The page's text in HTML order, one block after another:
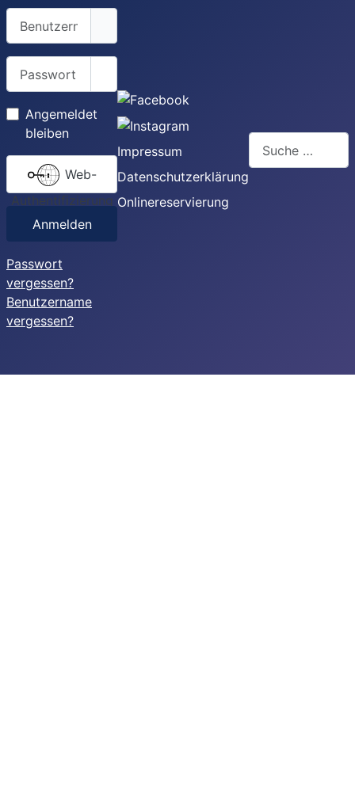
Benutzername
Angemeldet
bleiben
Authentifizierung
Anmelden
Passwort
vergessen?
Benutzername
vergessen?
Impressum
Datenschutzerklärung
Onlinereservierung